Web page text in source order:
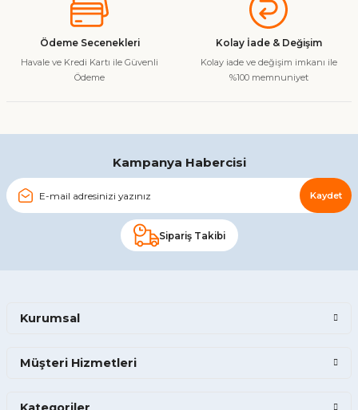
Ürün bilgilerinde hatalar bulunuyor.
Ürün fiyatı diğer sitelerden daha pahalı.
Gönder
Ödeme Secenekleri
Havale ve Kredi Kartı ile Güvenli
Ödeme
Kolay İade & Değişim
Kolay iade ve değişim imkanı ile
%100 memnuniyet
Kampanya Habercisi
Kaydet
Sipariş Takibi
Kurumsal
Müşteri Hizmetleri